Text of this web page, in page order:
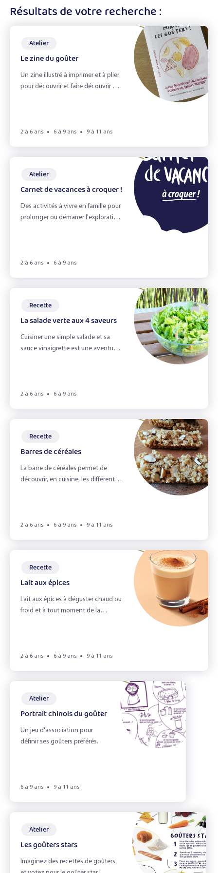
En accueil de loisirs
Recettes
Jeux
Best of soupe
L'alimentation durable
La Cuisine
la fete d'école
Le Goût
Le miel et l'odorat
Les émotions
Les fruits du verger
Les herbes aromatiques
Les légumineuses
Les pommes
Portraits gourmands
Sandwich !
affiner
Résultats de votre recherche :
Atelier
Le zine du goûter
Un zine illustré à imprimer et à plier
pour découvrir et faire découvrir aux
2 à 6 ans 6 à 9 ans 9 à 11 ans
Atelier
Carnet de vacances à croquer !
Des activités à vivre en famille pour
prolonger ou démarrer l'exploration
2 à 6 ans 6 à 9 ans
Recette
La salade verte aux 4 saveurs
Cuisiner une simple salade et sa
sauce vinaigrette est une aventure
2 à 6 ans 6 à 9 ans
Recette
Barres de céréales
La barre de céréales permet de
découvrir, en cuisine, les différentes
2 à 6 ans 6 à 9 ans 9 à 11 ans
Recette
Lait aux épices
Lait aux épices à déguster chaud ou
froid et à tout moment de la
2 à 6 ans 6 à 9 ans 9 à 11 ans
Atelier
Portrait chinois du goûter
Un jeu d'association pour
définir ses goûters préférés.
6 à 9 ans 9 à 11 ans
Atelier
Les goûters stars
Imaginez des recettes de goûters